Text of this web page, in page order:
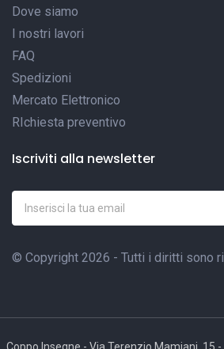
Dove siamo
I nostri lavori
FAQ
Spedizioni
Mercato Elettronico
RIchiesta preventivo
Iscriviti alla newsletter
© Copyright 2026 - Tutti i diritti sono